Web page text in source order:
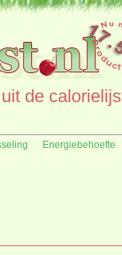
de
Energiebehoefte